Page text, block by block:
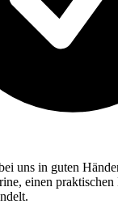
uns in guten
einen